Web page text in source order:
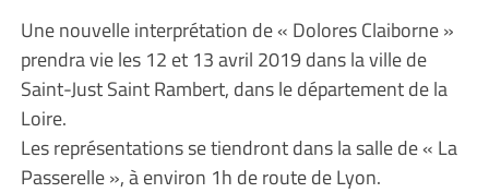
Une nouvelle interprétation de « Dolores Claiborne »
prendra vie les 12 et 13 avril 2019 dans la ville de
Saint-Just Saint Rambert, dans le département de la
Loire.
Les représentations se tiendront dans la salle de « La
Passerelle », à environ 1h de route de Lyon.